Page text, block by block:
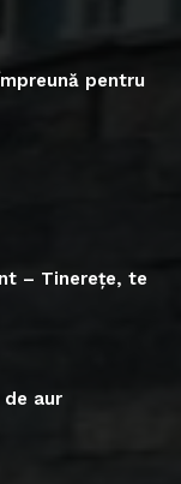
pentru
– Tinerețe, te
aur